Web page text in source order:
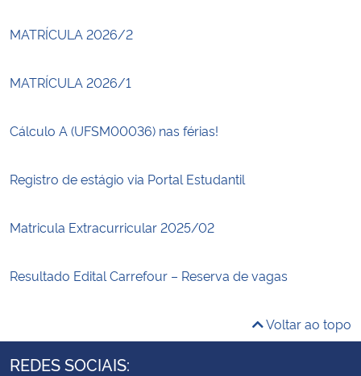
MATRÍCULA 2026/2
MATRÍCULA 2026/1
Cálculo A (UFSM00036) nas férias!
Registro de estágio via Portal Estudantil
Matricula Extracurricular 2025/02
Resultado Edital Carrefour – Reserva de vagas
Voltar ao topo
REDES SOCIAIS: